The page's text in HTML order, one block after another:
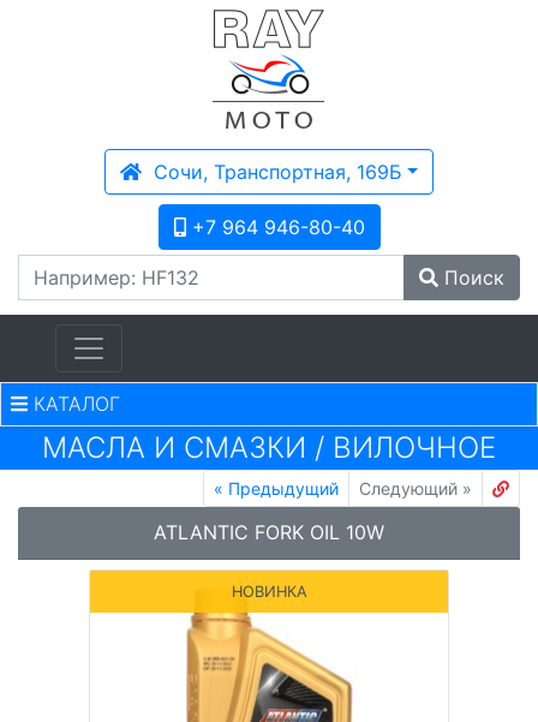
Сочи, Транспортная, 169Б
+7 964 946-80-40
Поиск
КАТАЛОГ
МАСЛА И СМАЗКИ / ВИЛОЧНОЕ
« Предыдущий Следующий »
ATLANTIC FORK OIL 10W
НОВИНКА